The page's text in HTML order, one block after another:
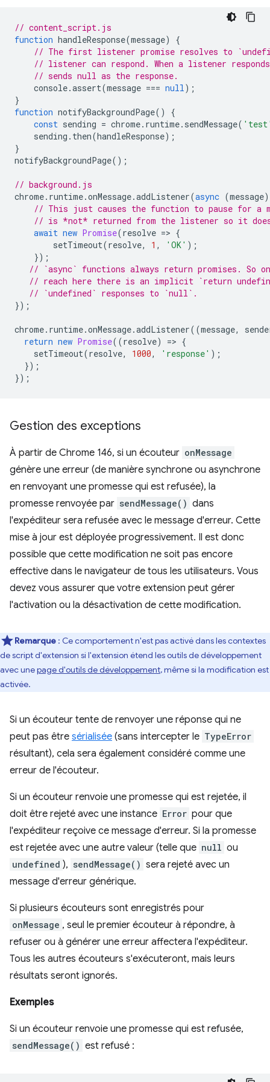
// content_script.js
function handleResponse(message)
{
// The first listener promise resolves to
// listener can respond. When a listener
// sends null as the response.
console.assert(message === null);
}
function notifyBackgroundPage()
{
const sending = chrome. runtime. sendMessage(
sending . then(handleResponse);
}
notifyBackgroundPage();
// background.js
chrome. runtime.onMessage.addListener(async (message)
// This just causes the function to pause for a
// is *not* returned from the listener so it
await new Promise(resolve => {
setTimeout(resolve, 1 , 'OK' );
});
// `async` functions always return promises. So
// reach here there is an implicit `return
// `undefined` responses to `null`.
});
chrome. runtime.onMessage.addListener((message,
return new Promise((resolve) => {
setTimeout(resolve, 1000, 'response' );
});
});
Gestion des exceptions
À partir de Chrome 146, si un écouteur onMessage
génère une erreur (de manière synchrone ou asynchrone
en renvoyant une promesse qui est refusée), la
promesse renvoyée par sendMessage() dans
l'expéditeur sera refusée avec le message d'erreur. Cette
mise à jour est déployée progressivement. Il est donc
possible que cette modification ne soit pas encore
effective dans le navigateur de tous les utilisateurs. Vous
devez vous assurer que votre extension peut gérer
l'activation ou la désactivation de cette modification.
Remarque : Ce comportement n'est pas activé dans les contextes
de script d'extension si l'extension étend les outils de développement
avec unepage d'outils de développement, même si la modification est
activée.
Si un écouteur tente de renvoyer une réponse qui ne
peut pas être sérialisée (sans intercepter le TypeError
résultant), cela sera également considéré comme une
erreur de l'écouteur.
Si un écouteur renvoie une promesse qui est rejetée, il
doit être rejeté avec une instance Error pour que
l'expéditeur reçoive ce message d'erreur. Si la promesse
est rejetée avec une autre valeur (telle que null ou
undefined ), sendMessage() sera rejeté avec un
message d'erreur générique.
Si plusieurs écouteurs sont enregistrés pour
onMessage , seul le premier écouteur à répondre, à
refuser ou à générer une erreur affectera l'expéditeur.
Tous les autres écouteurs s'exécuteront, mais leurs
résultats seront ignorés.
Exemples
Si un écouteur renvoie une promesse qui est refusée,
sendMessage() est refusé :